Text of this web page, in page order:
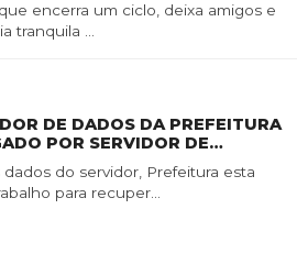
encerra um ciclo, deixa amigos e
tranquila ...
DE DADOS DA PREFEITURA
POR SERVIDOR DE
do servidor, Prefeitura esta
para recuper...